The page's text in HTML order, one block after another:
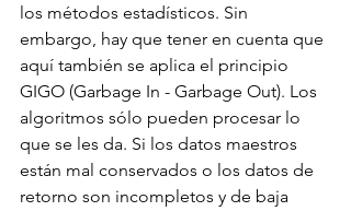
los métodos estadísticos. Sin
embargo, hay que tener en cuenta que
aquí también se aplica el principio
GIGO (Garbage In - Garbage Out). Los
algoritmos sólo pueden procesar lo
que se les da. Si los datos maestros
están mal conservados o los datos de
retorno son incompletos y de baja